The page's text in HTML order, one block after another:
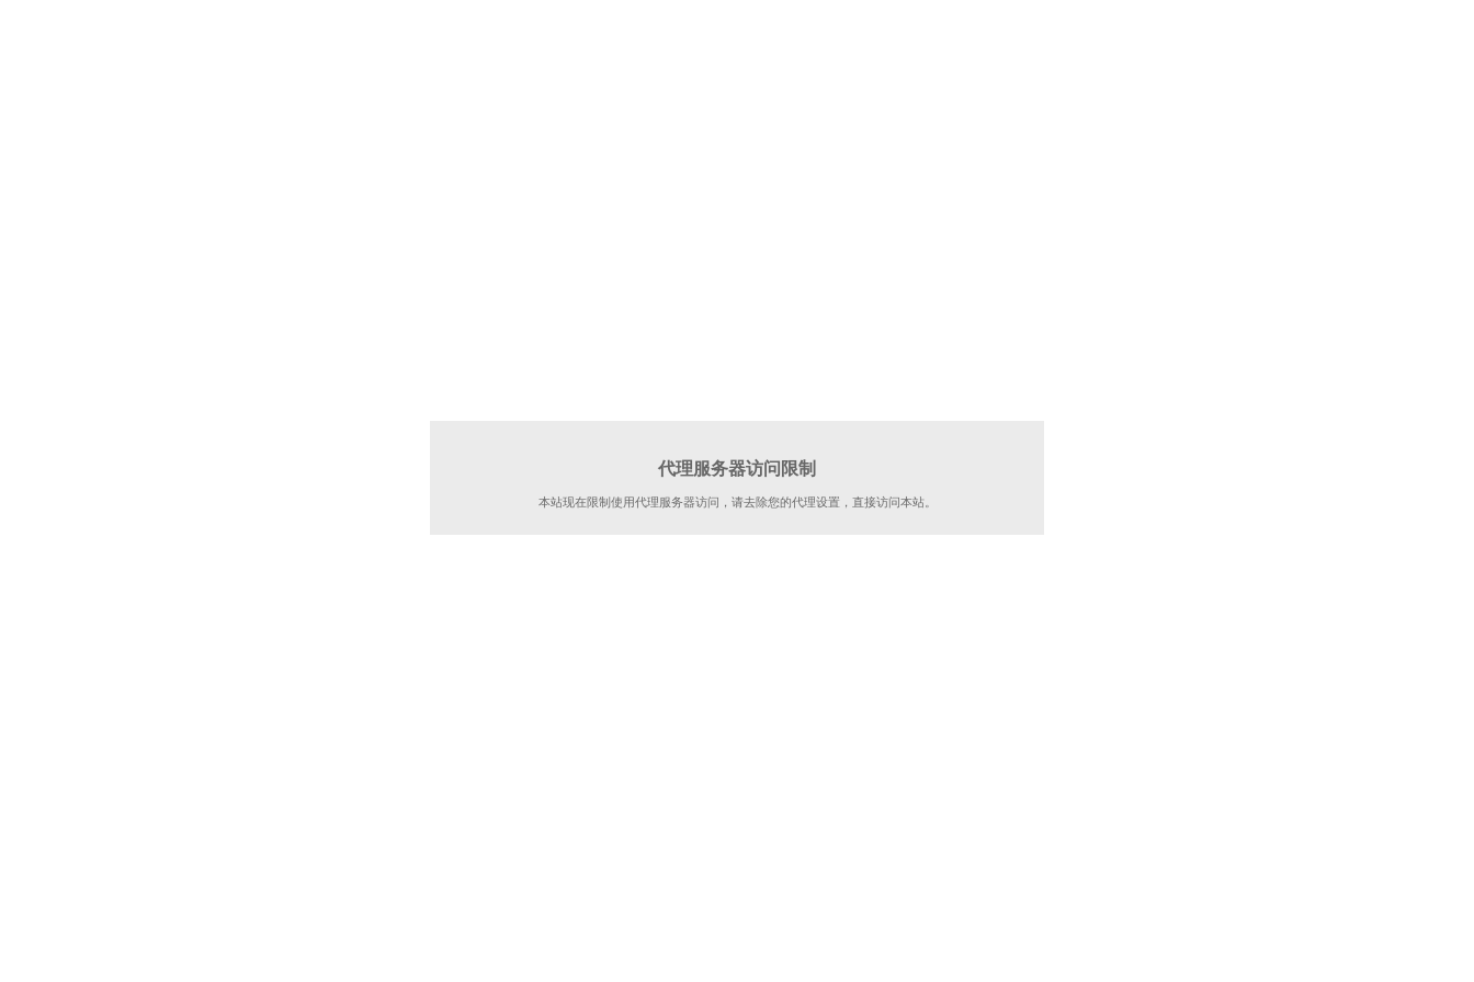
代理服务器访问限制
本站现在限制使用代理服务器访问，请去除您的代理设置，直接访问本站。